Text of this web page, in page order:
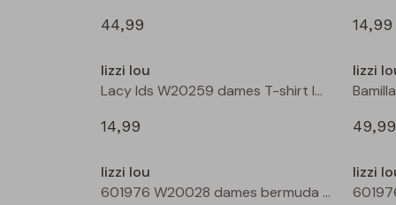
44,99
14,99
lizzi lou
Lacy lds W20259 dames T-shirt lm Zwart
14,99
lizzi
49,99
lizzi lou
601976 W20028 dames bermuda Wijnrood
lizzi